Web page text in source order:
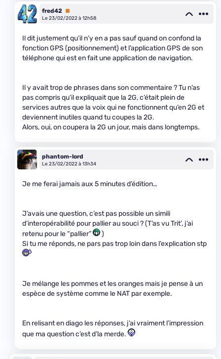
fred42 Premium
Le 23/02/2022 à 12h58
Il dit justement qu’il n’y en a pas sauf quand on confond la
fonction GPS (positionnement) et l’application GPS de son
téléphone qui est en fait une application de navigation.
Il y avait trop de phrases dans son commentaire ? Tu n’as
pas compris qu’il expliquait que la 2G, c’était plein de
services autres que la voix qui ne fonctionnent qu’en 2G et
deviennent inutiles quand tu coupes la 2G.
Alors, oui, on coupera la 2G un jour, mais dans longtemps.
phantom-lord
Le 23/02/2022 à 13h34
Je me ferai jamais aux 5 minutes d’édition…
J’avais une question, c’est pas possible un simili
d’interopérabilité pour pallier au souci ? (T’as vu Trit’, j’ai
retenu pour le “pallier”
)
Si tu me réponds, ne pars pas trop loin dans l’explication stp
Je mélange les pommes et les oranges mais je pense à un
espèce de système comme le NAT par exemple.
En relisant en diago les réponses, j’ai vraiment l’impression
que ma question c’est d’la merde.